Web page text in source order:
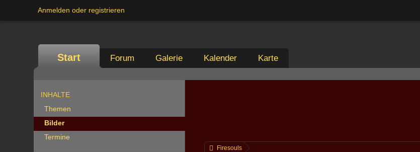
Anmelden oder registrieren
Start Forum Galerie Kalender Karte
INHALTE
Themen
Bilder
Termine
Firesouls